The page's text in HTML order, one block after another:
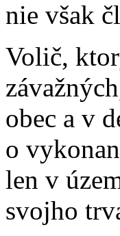
nie však
Volič,
obec a v
o
len v
svojho